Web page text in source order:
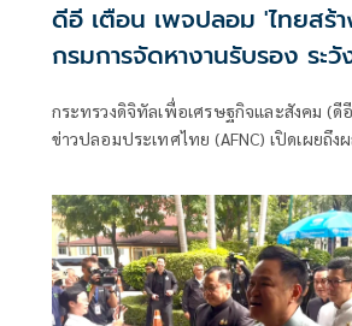
ดีอี เตือน เพจปลอม 'ไทยสร้
กรมการจัดหางานรับรอง ระ
หลอก สูญเงิน-ข้อมูลส่วนบุคค
กระทรวงดิจิทัลเพื่อเศรษฐกิจและสังคม (
ข่าวปลอมประเทศไทย (AFNC) เปิดเผยถึงผลการมอนิเตอร์และ
ปัญหาภัยความมั่นคงและภัยทางสังคมของ
รัฐมนตรีว่าการกระทรวงดิจิทัลเพื่อเศรษฐ
โดยยกระดับความสำคัญเรื่องการสร้างคว
ภัยอาชญากรรมทางเทคโนโลยี ข่าวปลอม